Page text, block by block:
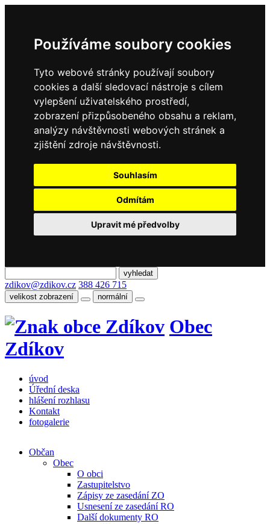
Používáme soubory cookies
Tyto webové stránky používají soubory
cookies a další sledovací nástroje s cílem
vylepšení uživatelského prostředí,
zobrazení přizpůsobeného obsahu a reklam,
analýzy návštěvnosti webových stránek a
zjištění zdroje návštěvnosti.
Souhlasím
Odmítám
Upravit mé předvolby
zdikov@zdikov.cz 388 426 715
velikost zobrazení normální
Obec
Zdíkov
úvod
Úřední deska
hlášení rozhlasu
Kontakt
fotogalerie
Občan
Obec
O obci
Zastupitelstvo
Zápisy ze zasedání ZO
Usnesení ze zasedání RO
Další dokumenty RO